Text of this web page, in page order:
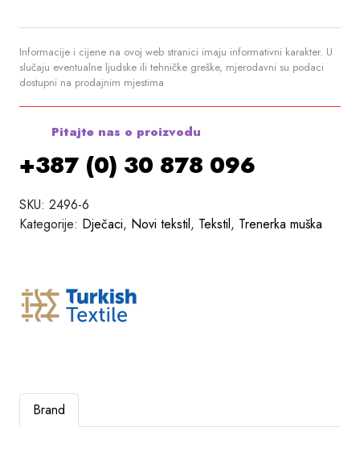
Informacije i cijene na ovoj web stranici imaju informativni karakter. U
slučaju eventualne ljudske ili tehničke greške, mjerodavni su podaci
dostupni na prodajnim mjestima
Pitajte nas o proizvodu
+387 (0) 30 878 096
SKU: 2496-6
Kategorije: Dječaci, Novi tekstil, Tekstil, Trenerka muška
Brand